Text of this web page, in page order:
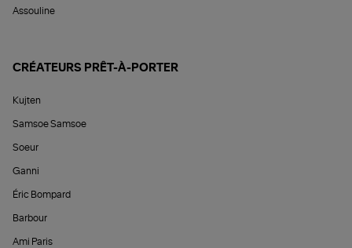
Assouline
CRÉATEURS PRÊT-À-PORTER
Kujten
Samsoe Samsoe
Soeur
Ganni
Éric Bompard
Barbour
Ami Paris